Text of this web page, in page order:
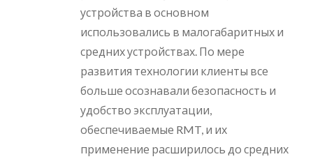
устройства в основном
использовались в малогабаритных и
средних устройствах. По мере
развития технологии клиенты все
больше осознавали безопасность и
удобство эксплуатации,
обеспечиваемые RMT, и их
применение расширилось до средних